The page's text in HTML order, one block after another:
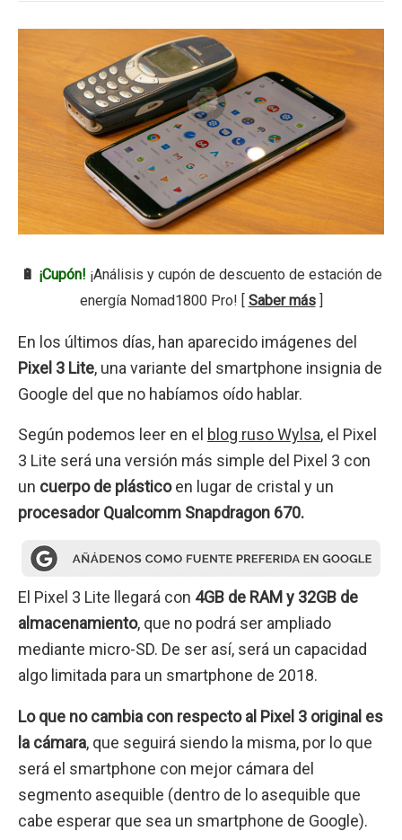
🔋 ¡Cupón! ¡Análisis y cupón de descuento de estación de
energía Nomad1800 Pro! [ Saber más]
En los últimos días, han aparecido imágenes del
Pixel 3 Lite, una variante del smartphone insignia de
Google del que no habíamos oído hablar.
Según podemos leer en el blog ruso Wylsa, el Pixel
3 Lite será una versión más simple del Pixel 3 con
un cuerpo de plásticoen lugar de cristal y un
procesador Qualcomm Snapdragon 670.
El Pixel 3 Lite llegará con 4GB de RAM y 32GB de
almacenamiento, que no podrá ser ampliado
mediante micro-SD. De ser así, será un capacidad
algo limitada para un smartphone de 2018.
Lo que no cambia con respecto al Pixel 3 original es
la cámara, que seguirá siendo la misma, por lo que
será el smartphone con mejor cámara del
segmento asequible (dentro de lo asequible que
cabe esperar que sea un smartphone de Google).